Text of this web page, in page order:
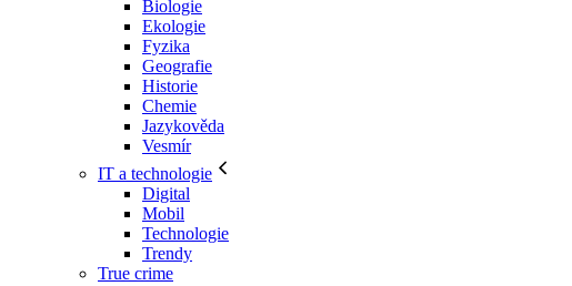
Biologie
Ekologie
Fyzika
Geografie
Historie
Chemie
Jazykověda
Vesmír
IT a technologie
Digital
Mobil
Technologie
Trendy
True crime